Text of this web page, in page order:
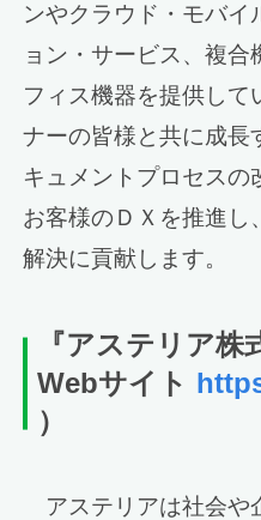
ンやクラウド・モバイ
ョン・サービス、複
フィス機器を提供して
ナーの皆様と共に成長
キュメントプロセスの
お客様のＤＸを推進し
解決に貢献します。
『アステリア株
Webサイト
）
アステリアは社会や